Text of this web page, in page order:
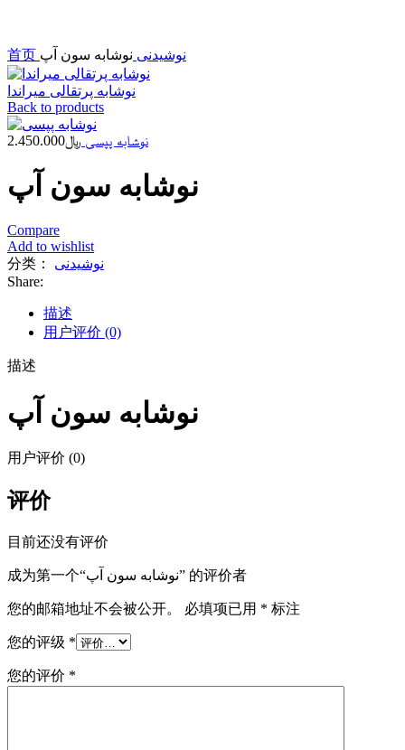
首页
نوشیدنی نوشابه سون آپ
نوشابه پرتقالی میراندا
Back to products
نوشابه پپسی ﷼2.450.000
نوشابه سون آپ
Compare
Add to wishlist
分类：
نوشیدنی
Share:
描述
用户评价 (0)
描述
نوشابه سون آپ
用户评价 (0)
评价
目前还没有评价
成为第一个“نوشابه سون آپ” 的评价者
您的邮箱地址不会被公开。 必填项已用 * 标注
您的评级 *
您的评价 *